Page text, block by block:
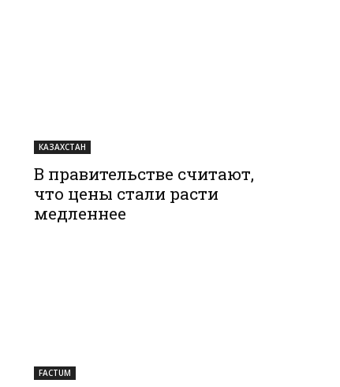
КАЗАХСТАН
В правительстве считают,
что цены стали расти
медленнее
FACTUM